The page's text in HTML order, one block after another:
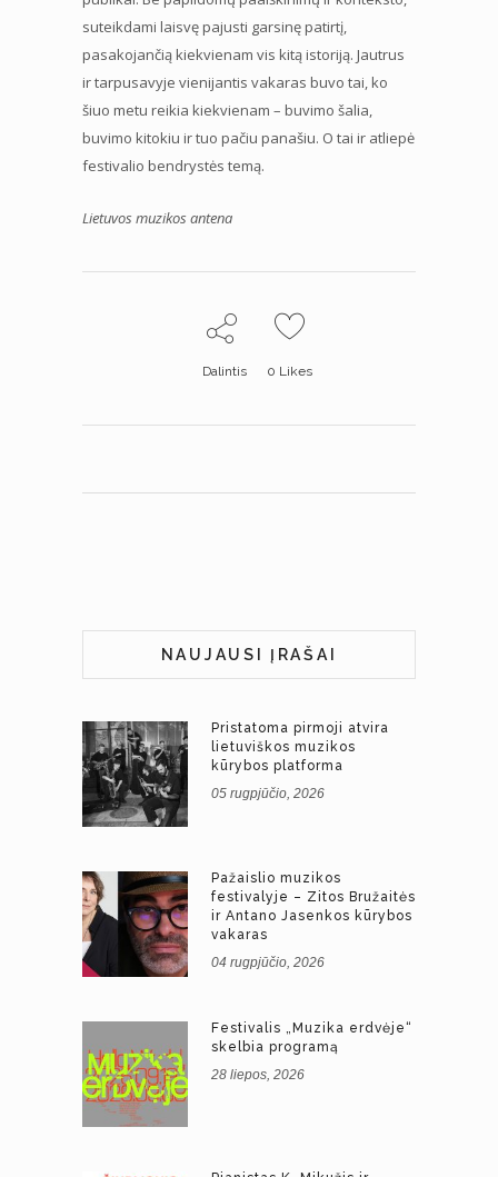
suteikdami laisvę pajusti garsinę patirtį,
pasakojančią kiekvienam vis kitą istoriją. Jautrus
ir tarpusavyje vienijantis vakaras buvo tai, ko
šiuo metu reikia kiekvienam – buvimo šalia,
buvimo kitokiu ir tuo pačiu panašiu. O tai ir atliepė
festivalio bendrystės temą.
Lietuvos muzikos antena
Dalintis 0 Likes
NAUJAUSI ĮRAŠAI
Pristatoma pirmoji atvira
lietuviškos muzikos
kūrybos platforma
05 rugpjūčio, 2026
Pažaislio muzikos
festivalyje – Zitos Bružaitės
ir Antano Jasenkos kūrybos
vakaras
04 rugpjūčio, 2026
Festivalis „Muzika erdvėje“
skelbia programą
28 liepos, 2026